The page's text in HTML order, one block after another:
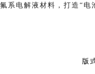
氟系电解液材料，打造“电
版